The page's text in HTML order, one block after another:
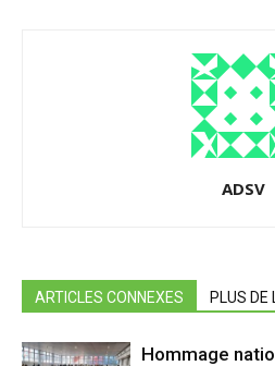
ADSV
ARTICLES CONNEXES PLUS DE
Hommage